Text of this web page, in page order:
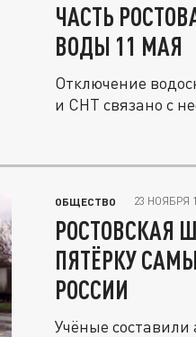
ЧАСТЬ
ВОДЫ 11 МАЯ
Отключение
и СНТ связано с
ОБЩЕСТВО 23 НОЯБРЯ
РОСТОВСКАЯ
ПЯТЁРКУ
РОССИИ
Учёные